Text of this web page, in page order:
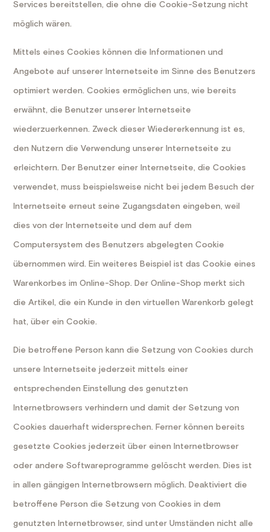
Services bereitstellen, die ohne die Cookie-Setzung nicht
möglich wären.
Mittels eines Cookies können die Informationen und
Angebote auf unserer Internetseite im Sinne des Benutzers
optimiert werden. Cookies ermöglichen uns, wie bereits
erwähnt, die Benutzer unserer Internetseite
wiederzuerkennen. Zweck dieser Wiedererkennung ist es,
den Nutzern die Verwendung unserer Internetseite zu
erleichtern. Der Benutzer einer Internetseite, die Cookies
verwendet, muss beispielsweise nicht bei jedem Besuch der
Internetseite erneut seine Zugangsdaten eingeben, weil
dies von der Internetseite und dem auf dem
Computersystem des Benutzers abgelegten Cookie
übernommen wird. Ein weiteres Beispiel ist das Cookie eines
Warenkorbes im Online-Shop. Der Online-Shop merkt sich
die Artikel, die ein Kunde in den virtuellen Warenkorb gelegt
hat, über ein Cookie.
Die betroffene Person kann die Setzung von Cookies durch
unsere Internetseite jederzeit mittels einer
entsprechenden Einstellung des genutzten
Internetbrowsers verhindern und damit der Setzung von
Cookies dauerhaft widersprechen. Ferner können bereits
gesetzte Cookies jederzeit über einen Internetbrowser
oder andere Softwareprogramme gelöscht werden. Dies ist
in allen gängigen Internetbrowsern möglich. Deaktiviert die
betroffene Person die Setzung von Cookies in dem
genutzten Internetbrowser, sind unter Umständen nicht alle